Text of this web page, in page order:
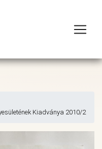
Kiadványa 2010/2